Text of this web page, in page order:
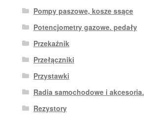
Pompy paszowe, kosze ssące
Potencjometry gazowe. pedały
Przekaźnik
Przełączniki
Przystawki
Radia samochodowe i akcesoria.
Rezystory